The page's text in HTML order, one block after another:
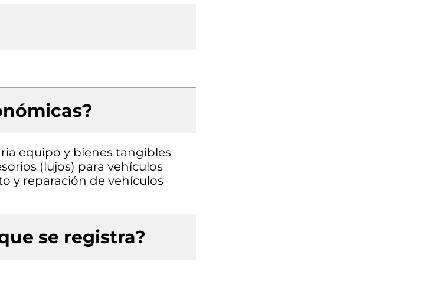
equipo y bienes tangibles
(lujos) para vehículos
y reparación de vehículos
se registra?